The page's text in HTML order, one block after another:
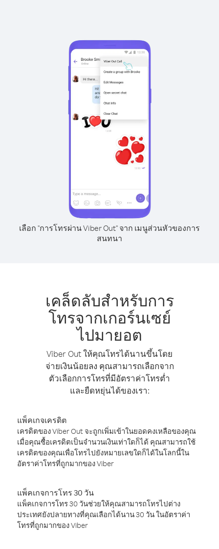
เลือก "การโทรผ่าน Viber Out" จาก เมนูส่วนหัวของการ
สนทนา
เคล็ดลับสำหรับการ
โทรจากเกอร์นเซย์
ไปมายอต
Viber Out ให้คุณโทรได้นานขึ้นโดย
จ่ายเงินน้อยลง คุณสามารถเลือกจาก
ตัวเลือกการโทรที่มีอัตราค่าโทรต่ำ
และยืดหยุ่นได้ของเรา:
แพ็คเกจเครดิต
เครดิตของ Viber Out จะถูกเพิ่มเข้าในยอดคงเหลือของคุณ
เมื่อคุณซื้อเครดิตเป็นจำนวนเงินเท่าใดก็ได้ คุณสามารถใช้
เครดิตของคุณเพื่อโทรไปยังหมายเลขใดก็ได้ในโลกนี้ใน
อัตราค่าโทรที่ถูกมากของ Viber
แพ็คเกจการโทร 30 วัน
แพ็คเกจการโทร 30 วันช่วยให้คุณสามารถโทรไปต่าง
ประเทศยังปลายทางที่คุณเลือกได้นาน 30 วัน ในอัตราค่า
โทรที่ถูกมากของ Viber